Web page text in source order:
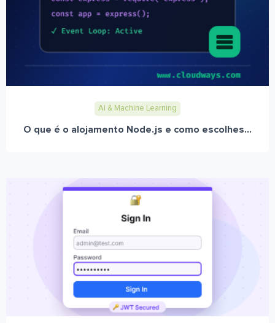
AI & Machine Learning
O que é o alojamento Node.js e como escolhes...